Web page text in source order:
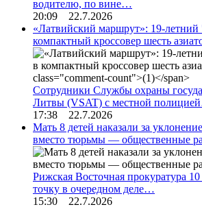
водителю, по вине…
20:09 22.7.2026
«Латвийский маршрут»: 19-летний
компактный кроссовер шесть
Сотрудники Службы охраны
Литвы (VSAT) с местной
17:38 22.7.2026
Мать 8 детей наказали за
вместо тюрьмы — общественные
Рижская Восточная прокуратура
точку в очередном деле…
15:30 22.7.2026